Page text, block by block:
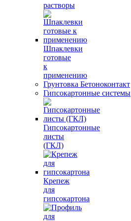
растворы
Шпаклевки
готовые
к
применению
Грунтовка Бетоноконтакт
Гипсокартонные системы
Гипсокартонные
листы
(ГКЛ)
Крепеж
для
гипсокартона